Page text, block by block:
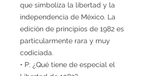
que simboliza la libertad y la
independencia de México. La
edición de principios de 1982 es
particularmente rara y muy
codiciada.
• P: ¿Qué tiene de especial el